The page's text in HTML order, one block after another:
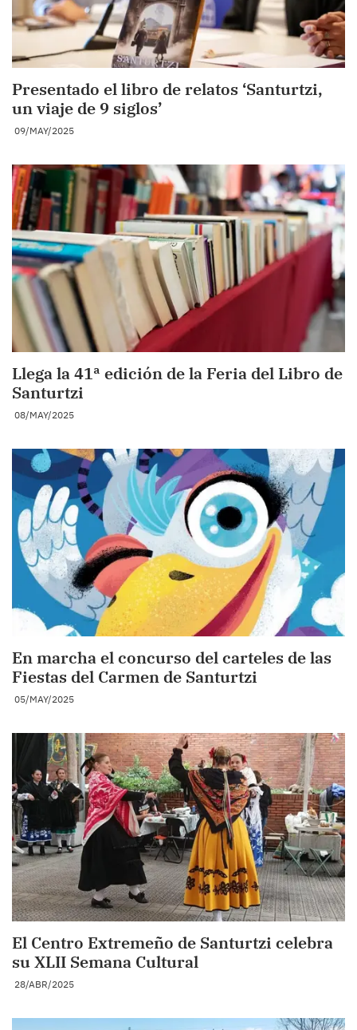
Presentado el libro de relatos ‘Santurtzi,
un viaje de 9 siglos’
09/MAY/2025
Llega la 41ª edición de la Feria del Libro de
Santurtzi
08/MAY/2025
En marcha el concurso del carteles de las
Fiestas del Carmen de Santurtzi
05/MAY/2025
El Centro Extremeño de Santurtzi celebra
su XLII Semana Cultural
28/ABR/2025